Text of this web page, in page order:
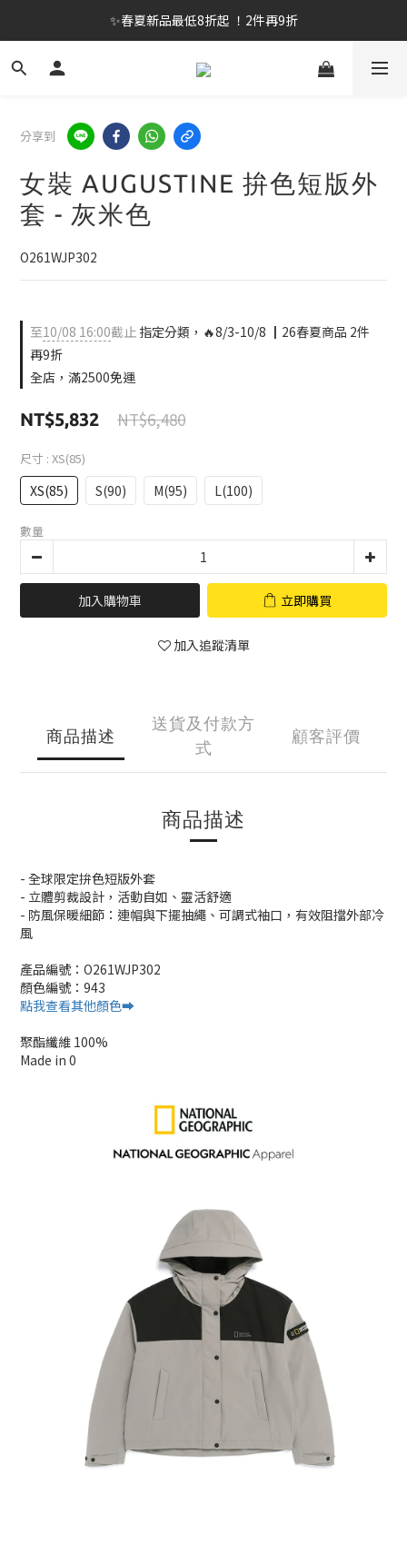
✨春夏新品最低8折起 ！2件再9折
✨春夏新品最低8折起 ！2件再9折
🔥OULET SALE! 降至5折起 滿件再8折
✨春夏新品最低8折起 ！2件再9折
分享到
女裝 AUGUSTINE 拚色短版外
套 - 灰米色
O261WJP302
至10/08 16:00截止 指定分類，🔥8/3-10/8 ┃26春夏商品 2件
再9折
全店，滿2500免運
NT$5,832 NT$6,480
尺寸 : XS(85)
XS(85) S(90) M(95) L(100)
數量
加入購物車 立即購買
加入追蹤清單
商品描述
送貨及付款方
式
顧客評價
商品描述
- 全球限定拚色短版外套
- 立體剪裁設計，活動自如、靈活舒適
- 防風保暖細節：連帽與下擺抽繩、可調式袖口，有效阻擋外部冷
風
產品編號：O261WJP302
顏色編號：943
點我查看其他顏色➡️
聚酯纖維 100%
Made in 0